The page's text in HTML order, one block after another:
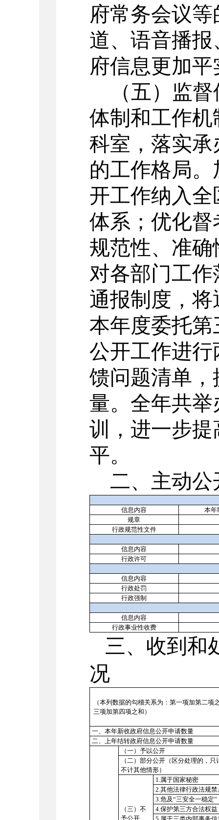
府常务会议
道、语音播
府信息更加
（五） 监
体制和工作
科室 ， 落实承
的工作格局
开工作纳入
体系；优化
规范性、准
对各部门工
通报制度，
本年度委托第
公开工作进
馈问题清单
量。全年共举
训，进一步提
平。
二、主动
信息内容 本年
规章
行政规范性文件
信息内容
行政许可
信息内容
行政处罚
行政强制
信息内容
行政事业性收费
三、 收到和
况
（本列数据的勾稽关系为：第一项加第二项
三项加第四项之和）
一、本年新收政府信息公开申请数量
二、上年结转政府信息公开申请数量
（一）予以公开
（二）部分公开（区分处理的，只
不计其他情形）
（三）不
予公开
1.属于国家秘密
2.其他法律行政法规
3.危及“三安全一稳定”
4.保护第三方合法权益